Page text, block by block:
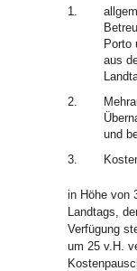
1.
Porto
aus
2.
und
3.
in Höhe von
Landtags,
Verfügung
um 25 v.H.